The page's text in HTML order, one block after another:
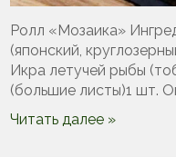
Ролл «Мозаика»
(японский,
Икра летучей рыбы
(большие листы)1 шт.
Читать далее »